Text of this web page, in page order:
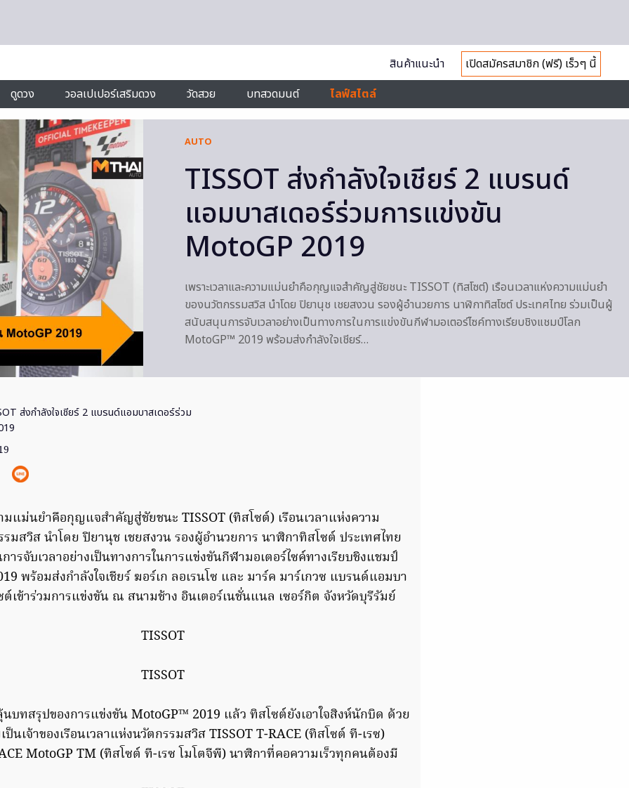
สินค้าแนะนำ
เปิดสมัครสมาชิก (ฟรี) เร็วๆ นี้
ดูดวง วอลเปเปอร์เสริมดวง วัดสวย บทสวดมนต์ ไลฟ์สไตล์
AUTO
TISSOT ส่งกำลังใจเชียร์ 2 แบรนด์
แอมบาสเดอร์ร่วมการแข่งขัน
MotoGP 2019
เพราะเวลาและความแม่นยำคือกุญแจสำคัญสู่ชัยชนะ TISSOT (ทิสโซต์) เรือนเวลาแห่งความแม่นยำ
ของนวัตกรรมสวิส นำโดย ปิยานุช เชยสงวน รองผู้อำนวยการ นาฬิกาทิสโซต์ ประเทศไทย ร่วมเป็นผู้
สนับสนุนการจับเวลาอย่างเป็นทางการในการแข่งขันกีฬามอเตอร์ไซค์ทางเรียบชิงแชมป์โลก
MotoGP™ 2019 พร้อมส่งกำลังใจเชียร์…
ส่งกำลังใจเชียร์ 2 แบรนด์แอมบาสเดอร์ร่วม
มแม่นยำคือกุญแจสำคัญสู่ชัยชนะ TISSOT (ทิสโซต์) เรือนเวลาแห่งความ
มสวิส นำโดย ปิยานุช เชยสงวน รองผู้อำนวยการ นาฬิกาทิสโซต์ ประเทศไทย
รจับเวลาอย่างเป็นทางการในการแข่งขันกีฬามอเตอร์ไซค์ทางเรียบชิงแชมป์
พร้อมส่งกำลังใจเชียร์ ฆอร์เก ลอเรนโซ และ มาร์ค มาร์เกวซ แบรนด์แอมบา
เข้าร่วมการแข่งขัน ณ สนามช้าง อินเตอร์เนชั่นแนล เซอร์กิต จังหวัดบุรีรัมย์
บทสรุปของการแข่งขัน MotoGP™ 2019 แล้ว ทิสโซต์ยังเอาใจสิงห์นักบิด ด้วย
นเจ้าของเรือนเวลาแห่งนวัตกรรมสวิส TISSOT T-RACE (ทิสโซต์ ที-เรซ)
MotoGP TM (ทิสโซต์ ที-เรซ โมโตจีพี) นาฬิกาที่คอความเร็วทุกคนต้องมี